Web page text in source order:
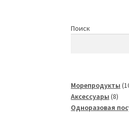
Поиск
Морепродукты
Аксессуары 88
Одноразовая